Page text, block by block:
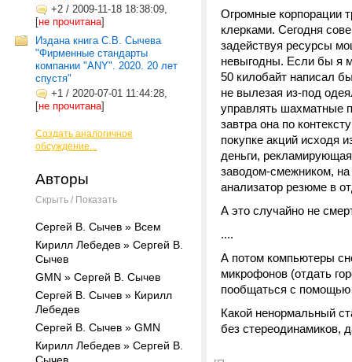
+2 / 2009-11-18 18:38:09,
[не прочитана]
Издана книга С.В. Сычева
"Фирменные стандарты
компании "ANY". 2020. 20 лет
спустя"
+1 / 2020-07-01 11:44:28,
[не прочитана]
Создать аналогичное
обсуждение...
Авторы
Скрыть / Показать
Сергей В. Сычев » Всем
Кирилл Лебедев » Сергей В.
Сычев
GMN » Сергей В. Сычев
Сергей В. Сычев » Кирилл
Лебедев
Сергей В. Сычев » GMN
Кирилл Лебедев » Сергей В.
Огромные корпорации
клерками. Сегодня
задействуя ресурсы
невыгодны. Если бы я
50 килобайт написал
не вылезая из-под
управлять шахматные
завтра она по
покупке акций исходя
деньги,
заводом-смежником, на
анализатор резюме в
А это случайно не
....
А потом компьютеры
микрофонов (отдать
пообщаться с помощью
Какой ненормальный
без стереодинамиков,